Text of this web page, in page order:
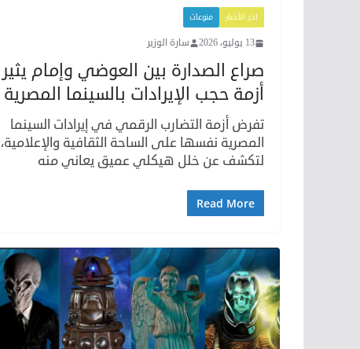
اخر الأخبار منوعات
13 يوليو، 2026 سارة الوزير
صراع الصدارة بين العوضي وإمام يثير
أزمة حجب الإيرادات بالسينما المصرية
تفرض أزمة التضارب الرقمي في إيرادات السينما
المصرية نفسها على الساحة الثقافية والإعلامية،
لتكشف عن خلل هيكلي عميق يعاني منه
Read More